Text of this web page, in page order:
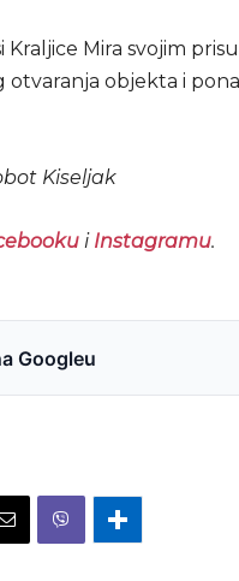
Kraljice Mira svojim
otvaranja objekta i
Kiseljak
i Instagramu.
Googleu